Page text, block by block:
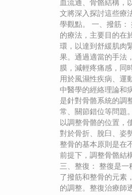
血流通、骨骼結構，
文將深入探討這些療
學觀點。 一、撥筋：
的療法，主要目的在
環，以達到舒緩肌肉
果。通過適當的手法
膜，減輕疼痛感，同
用於風濕性疾病、運
中醫學的經絡理論和
是針對骨骼系統的調
常、關節錯位等問題
以調整骨骼的位置，
對於骨折、脫臼、姿
整骨的基本原則是在
前提下，調整骨骼結
三、整復： 整復是
了撥筋和整骨的元素
的調整。整復治療師